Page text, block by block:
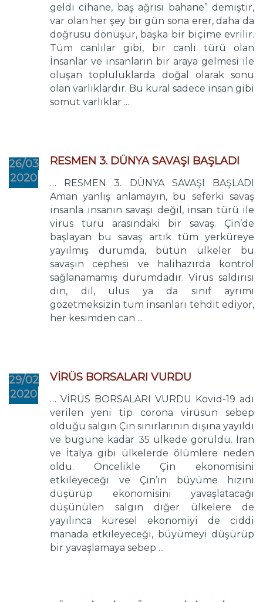
geldi cihane, baş ağrısı bahane” demiştir,
var olan her şey bir gün sona erer, daha da
doğrusu dönüşür, başka bir biçime evrilir.
Tüm canlılar gibi, bir canlı türü olan
İnsanlar ve insanların bir araya gelmesi ile
oluşan topluluklarda doğal olarak sonu
olan varlıklardır. Bu kural sadece insan gibi
somut varlıklar ...
26/03
2020
RESMEN 3. DÜNYA SAVAŞI BAŞLADI
… RESMEN 3. DÜNYA SAVAŞI BAŞLADI
Aman yanlış anlamayın, bu seferki savaş
insanla insanın savaşı değil, insan türü ile
virüs türü arasındaki bir savaş. Çin’de
başlayan bu savaş artık tüm yerküreye
yayılmış durumda, bütün ülkeler bu
savaşın cephesi ve halihazırda kontrol
sağlanamamış durumdadır. Virüs saldırısı
din, dil, ulus ya da sınıf ayrımı
gözetmeksizin tüm insanları tehdit ediyor,
her kesimden can ...
29/02
2020
VİRÜS BORSALARI VURDU
… VİRÜS BORSALARI VURDU Kovid-19 adı
verilen yeni tip corona virüsün sebep
olduğu salgın Çin sınırlarının dışına yayıldı
ve bugüne kadar 35 ülkede görüldü. İran
ve İtalya gibi ülkelerde ölümlere neden
oldu. Öncelikle Çin ekonomisini
etkileyeceği ve Çin’in büyüme hızını
düşürüp ekonomisini yavaşlatacağı
düşünülen salgın diğer ülkelere de
yayılınca küresel ekonomiyi de ciddi
manada etkileyeceği, büyümeyi düşürüp
bir yavaşlamaya sebep ...